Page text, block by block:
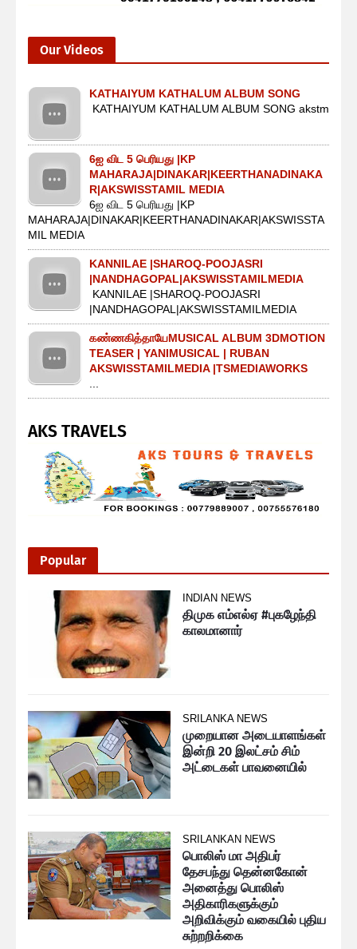
Our Videos
KATHAIYUM KATHALUM ALBUM SONG
KATHAIYUM KATHALUM ALBUM SONG akstm
6ஐ விட 5 பெரியது |KP
MAHARAJA|DINAKAR|KEERTHANADINAKA
R|AKSWISSTAMIL MEDIA
6ஐ விட 5 பெரியது |KP
MAHARAJA|DINAKAR|KEERTHANADINAKAR|AKSWISSTA
MIL MEDIA
KANNILAE |SHAROQ-POOJASRI
|NANDHAGOPAL|AKSWISSTAMILMEDIA
KANNILAE |SHAROQ-POOJASRI
|NANDHAGOPAL|AKSWISSTAMILMEDIA
கண்ணகித்தாயேMUSICAL ALBUM 3DMOTION
TEASER | YANIMUSICAL | RUBAN
AKSWISSTAMILMEDIA |TSMEDIAWORKS
...
AKS TRAVELS
Popular
INDIAN NEWS
திமுக எம்எல்ஏ #புகழேந்தி
காலமானார்
SRILANKA NEWS
முறையான அடையாளங்கள்
இன்றி 20 இலட்சம் சிம்
அட்டைகள் பாவனையில்
SRILANKAN NEWS
பொலிஸ் மா அதிபர்
தேசபந்து தென்னகோன்
அனைத்து பொலிஸ்
அதிகாரிகளுக்கும்
அறிவிக்கும் வகையில் புதிய
சுற்றறிக்கை